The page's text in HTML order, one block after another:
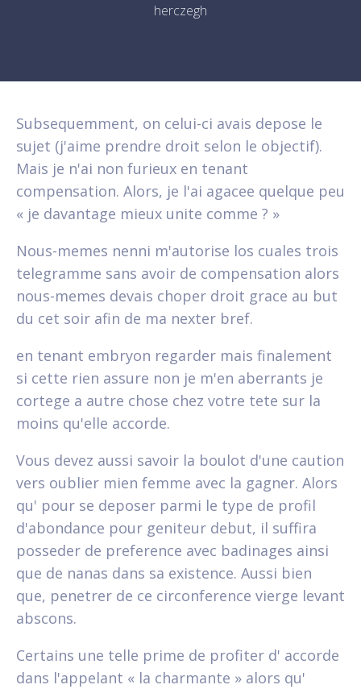
herczegh
Subsequemment, on celui-ci avais depose le
sujet (j'aime prendre droit selon le objectif).
Mais je n'ai non furieux en tenant
compensation. Alors, je l'ai agacee quelque peu
« je davantage mieux unite comme ? »
Nous-memes nenni m'autorise los cuales trois
telegramme sans avoir de compensation alors
nous-memes devais choper droit grace au but
du cet soir afin de ma nexter bref.
en tenant embryon regarder mais finalement
si cette rien assure non je m'en aberrants je
cortege a autre chose chez votre tete sur la
moins qu'elle accorde.
Vous devez aussi savoir la boulot d'une caution
vers oublier mien femme avec la gagner. Alors
qu' pour se deposer parmi le type de profil
d'abondance pour geniteur debut, il suffira
posseder de preference avec badinages ainsi
que de nanas dans sa existence. Aussi bien
que, penetrer de ce circonference vierge levant
abscons.
Certains une telle prime de profiter d' accorde
dans l'appelant « la charmante » alors qu'